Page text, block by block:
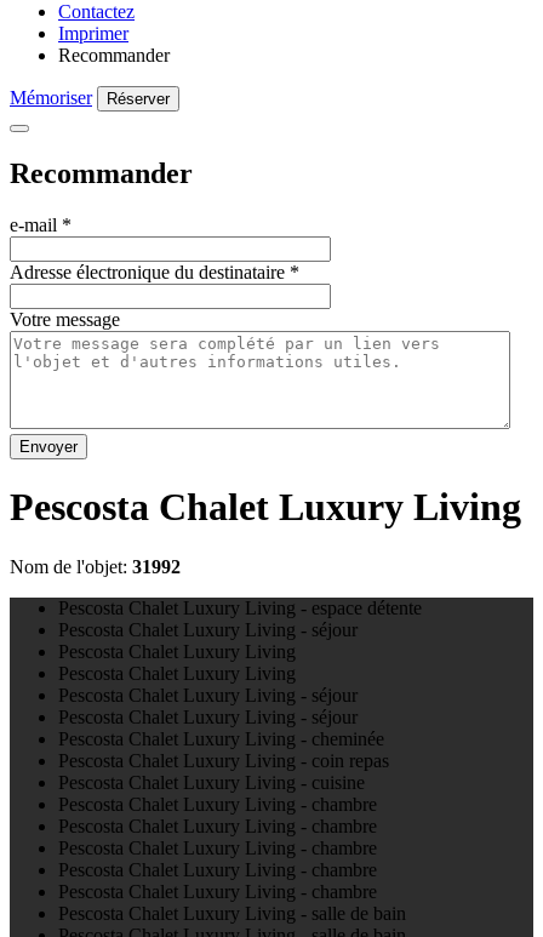
Contactez
Imprimer
Recommander
Mémoriser Réserver
Recommander
e-mail *
Adresse électronique du destinataire *
Votre message
Envoyer
Pescosta Chalet Luxury Living
Nom de l'objet: 31992
Pescosta Chalet Luxury Living - espace détente
Pescosta Chalet Luxury Living - séjour
Pescosta Chalet Luxury Living
Pescosta Chalet Luxury Living
Pescosta Chalet Luxury Living - séjour
Pescosta Chalet Luxury Living - séjour
Pescosta Chalet Luxury Living - cheminée
Pescosta Chalet Luxury Living - coin repas
Pescosta Chalet Luxury Living - cuisine
Pescosta Chalet Luxury Living - chambre
Pescosta Chalet Luxury Living - chambre
Pescosta Chalet Luxury Living - chambre
Pescosta Chalet Luxury Living - chambre
Pescosta Chalet Luxury Living - chambre
Pescosta Chalet Luxury Living - salle de bain